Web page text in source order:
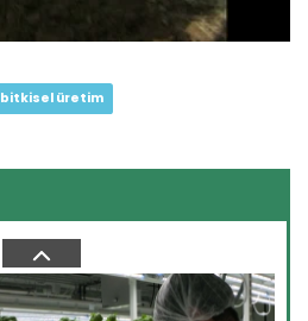
bitkisel üretim